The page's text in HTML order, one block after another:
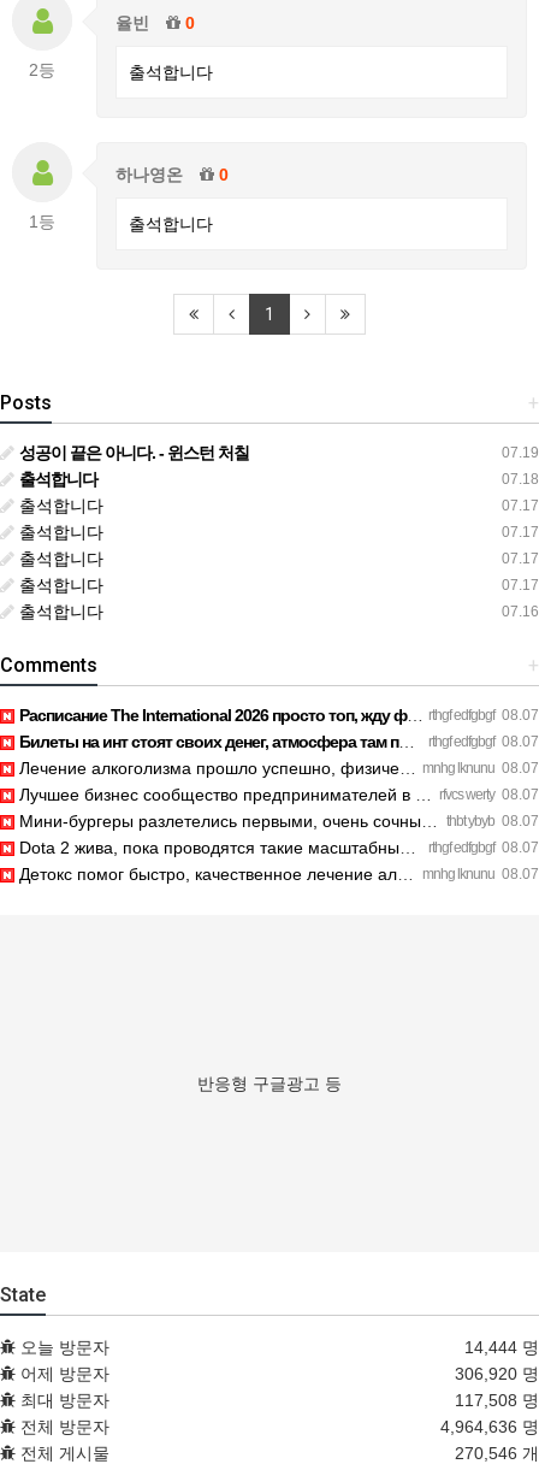
2등
율빈 0
출석합니다
1등
하나영온 0
출석합니다
1
+
Posts
07.19
성공이 끝은 아니다. - 윈스턴 처칠
07.18
출석합니다
07.17
출석합니다
07.17
출석합니다
07.17
출석합니다
07.17
출석합니다
07.16
출석합니다
+
Comments
rthgf edfgbgf 08.07
Расписание The International 2026 просто топ, жду финал! htt…
rthgf edfgbgf 08.07
Билеты на инт стоят своих денег, атмосфера там просто непере…
mnhg lknunu 08.07
Лечение алкоголизма прошло успешно, физической тяги больше н…
rfvcs werty 08.07
Лучшее бизнес сообщество предпринимателей в Санкт-Петербурге…
thbt ybyb 08.07
Мини-бургеры разлетелись первыми, очень сочные. https://inte…
rthgf edfgbgf 08.07
Dota 2 жива, пока проводятся такие масштабные турниры. https…
mnhg lknunu 08.07
Детокс помог быстро, качественное лечение алкоголизма Санкт-…
반응형 구글광고 등
State
오늘 방문자
14,444 명
어제 방문자
306,920 명
최대 방문자
117,508 명
전체 방문자
4,964,636 명
전체 게시물
270,546 개